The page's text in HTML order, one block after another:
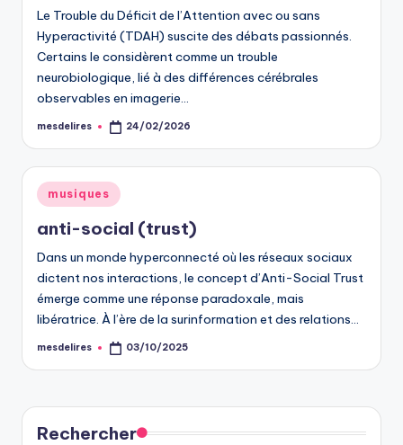
Le Trouble du Déficit de l’Attention avec ou sans
Hyperactivité (TDAH) suscite des débats passionnés.
Certains le considèrent comme un trouble
neurobiologique, lié à des différences cérébrales
observables en imagerie…
Posted
mesdelires 24/02/2026
Posted
in
musiques
anti-social (trust)
Dans un monde hyperconnecté où les réseaux sociaux
dictent nos interactions, le concept d’Anti-Social Trust
émerge comme une réponse paradoxale, mais
libératrice. À l’ère de la surinformation et des relations…
Posted
mesdelires 03/10/2025
Rechercher